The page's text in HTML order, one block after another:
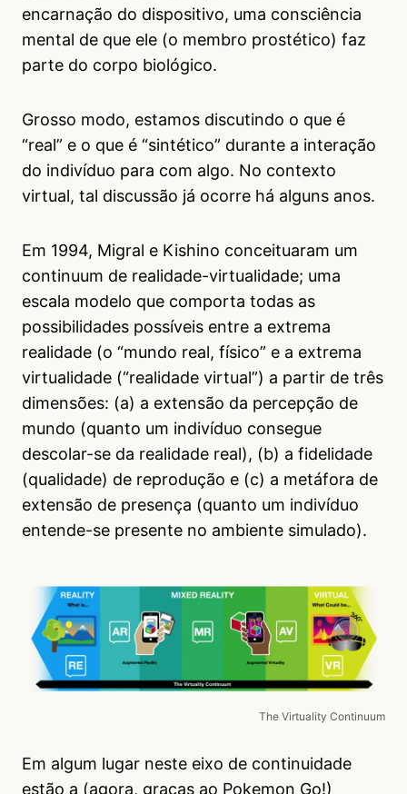
encarnação do dispositivo, uma consciência
mental de que ele (o membro prostético) faz
parte do corpo biológico.
Grosso modo, estamos discutindo o que é
“real” e o que é “sintético” durante a interação
do indivíduo para com algo. No contexto
virtual, tal discussão já ocorre há alguns anos.
Em 1994, Migral e Kishino conceituaram um
continuum de realidade-virtualidade; uma
escala modelo que comporta todas as
possibilidades possíveis entre a extrema
realidade (o “mundo real, físico” e a extrema
virtualidade (“realidade virtual”) a partir de três
dimensões: (a) a extensão da percepção de
mundo (quanto um indivíduo consegue
descolar-se da realidade real), (b) a fidelidade
(qualidade) de reprodução e (c) a metáfora de
extensão de presença (quanto um indivíduo
entende-se presente no ambiente simulado).
The Virtuality Continuum
Em algum lugar neste eixo de continuidade
estão a (agora, graças ao Pokemon Go!)